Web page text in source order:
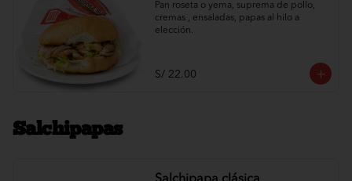
Pan roseta o yema, suprema de pollo,
cremas , ensaladas, papas al hilo a
elección.
S/ 22.00
Salchipapas